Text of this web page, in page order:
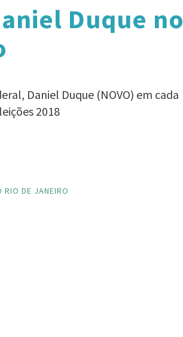
Duque no
Daniel Duque (NOVO) em cada
2018
RIO DE JANEIRO